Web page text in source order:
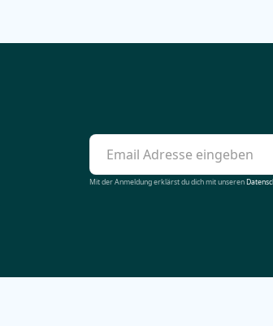
Mit der Anmeldung erklärst du dich mit unseren